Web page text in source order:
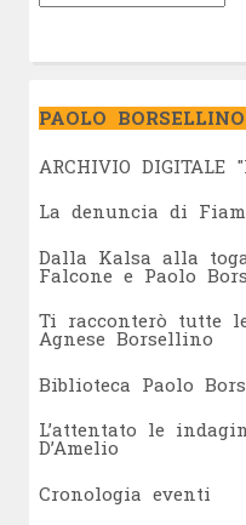
PAOLO BORSELLINO
ARCHIVIO DIGITALE
La denuncia di
Dalla Kalsa alla
Falcone e Paolo
Ti racconterò tutte
Agnese Borsellino
Biblioteca Paolo
L’attentato le
D’Amelio
Cronologia eventi